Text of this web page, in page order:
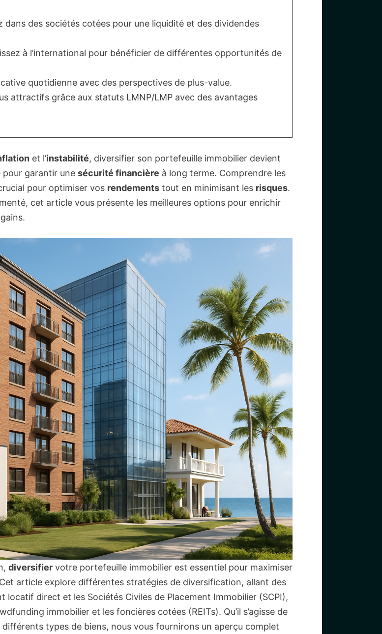
dans des sociétés cotées pour une liquidité et des dividendes
à l’international pour bénéficier de différentes opportunités de
quotidienne avec des perspectives de plus-value.
attractifs grâce aux statuts LMNP/LMP avec des avantages
et l’instabilité, diversifier son portefeuille immobilier devient
pour garantir une sécurité financière à long terme. Comprendre les
pour optimiser vos rendements tout en minimisant les risques.
cet article vous présente les meilleures options pour enrichir
diversifier votre portefeuille immobilier est essentiel pour maximiser
article explore différentes stratégies de diversification, allant des
locatif direct et les Sociétés Civiles de Placement Immobilier (SCPI),
immobilier et les foncières cotées (REITs). Qu’il s’agisse de
types de biens, nous vous fournirons un aperçu complet